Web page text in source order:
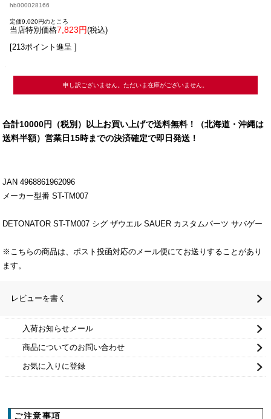
hb000028166
定価9,020円のところ
当店特別価格7,823円(税込)
[213ポイント進呈 ]
申し訳ございません。ただいま在庫がございません。
合計10000円（税別）以上お買い上げで送料無料！（北海道・沖縄は
送料半額）営業日15時までの決済確定で即日発送！
JAN 4968861962096
メーカー型番 ST-TM007
DETONATOR ST-TM007 シグ ザウエル SAUER カスタムパーツ サバゲー
※こちらの商品は、ポスト投函対応のメール便にてお送りすることがあり
ます。
レビューを書く
入荷お知らせメール
商品についてのお問い合わせ
お気に入りに登録
ご注意事項